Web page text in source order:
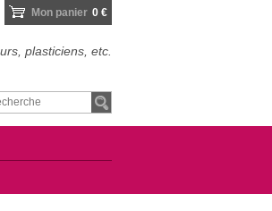
Mon panier 0 €
plasticiens, etc.